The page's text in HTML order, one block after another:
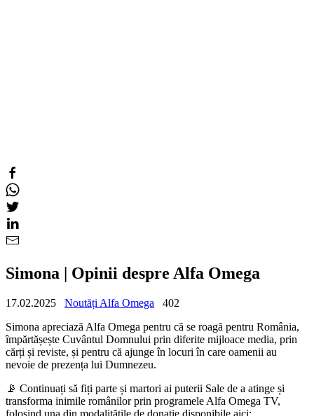
Simona | Opinii despre Alfa Omega
17.02.2025 Noutăți Alfa Omega
402
Simona apreciază Alfa Omega pentru că se roagă pentru România,
împărtășește Cuvântul Domnului prin diferite mijloace media, prin
cărți și reviste, și pentru că ajunge în locuri în care oamenii au
nevoie de prezența lui Dumnezeu.
📡 Continuați să fiți parte și martori ai puterii Sale de a atinge și
transforma inimile românilor prin programele Alfa Omega TV,
folosind una din modalitățile de donație disponibile aici: